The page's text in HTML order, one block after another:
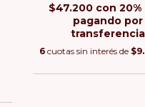
$47.200 con 20%
pagando por
transferencia
6 cuotas sin interés de